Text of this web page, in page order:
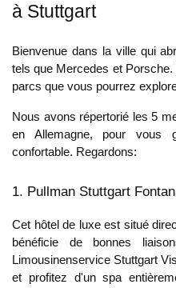
à Stuttgart
Bienvenue dans la ville qui
tels que Mercedes et
parcs que vous pourrez
Nous avons répertorié les 5
en Allemagne, pour vous
confortable. Regardons:
1. Pullman Stuttgart
Cet hôtel de luxe est situé
bénéficie de bonnes
Limousinenservice Stuttgart
et profitez d'un spa